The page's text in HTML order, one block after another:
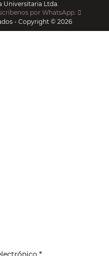
Universitaria Ltda.
por WhatsApp:
- Copyright © 2026